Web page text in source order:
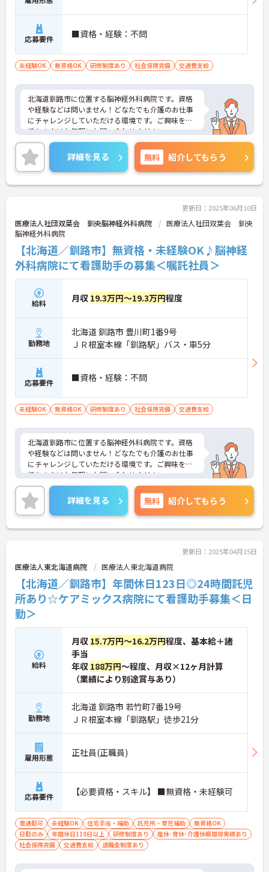
応募要件 ■資格・経験：不問
未経験OK 無資格OK 研修制度あり 社会保険完備 交通費支給
北海道釧路市に位置する脳神経外科病院です。資格
や経験などは問いません！どなたでも介護のお仕事
にチャレンジしていただける環境です。ご興味をお
持ちの方はお気軽にお問い合わせください。
詳細を見る 無料 紹介してもらう
更新日：2025年06月10日
医療法人社団双葉会 釧央脳神経外科病院
医療法人社団双葉会 釧央
脳神経外科病院
【北海道／釧路市】無資格・未経験OK♪脳神経
外科病院にて看護助手の募集＜嘱託社員＞
給料 月収 19.3万円～19.3万円程度
勤務地
北海道 釧路市 豊川町1番9号
ＪＲ根室本線「釧路駅」バス・車5分
応募要件 ■資格・経験：不問
未経験OK 無資格OK 研修制度あり 社会保険完備 交通費支給
北海道釧路市に位置する脳神経外科病院です。資格
や経験などは問いません！どなたでも介護のお仕事
にチャレンジしていただける環境です。ご興味をお
持ちの方はお気軽にお問い合わせください。
詳細を見る 無料 紹介してもらう
更新日：2025年04月15日
医療法人東北海道病院 医療法人東北海道病院
【北海道／釧路市】年間休日123日◎24時間託児
所あり☆ケアミックス病院にて看護助手募集＜日
勤＞
給料
月収 15.7万円～16.2万円程度、基本給＋諸
手当
年収 188万円～程度、月収×12ヶ月計算
（業績により別途賞与あり）
勤務地
北海道 釧路市 若竹町7番19号
ＪＲ根室本線「釧路駅」徒歩21分
雇用形態 正社員(正職員)
応募要件 【必要資格・スキル】 ■無資格・未経験可
車通勤可 未経験OK 住宅手当・補助 託児所・育児補助
無資格OK
日勤のみ
年間休日110日以上 研修制度あり
産休･育休･介護休暇取得実績あり
社会保険完備
交通費支給 退職金制度あり